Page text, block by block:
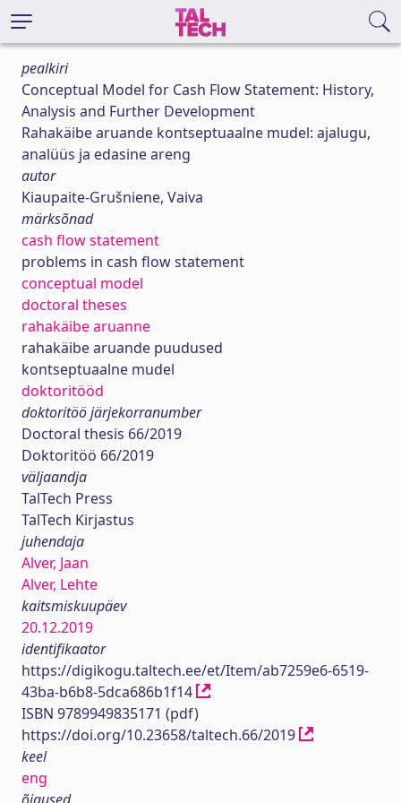
pealkiri
Conceptual Model for Cash Flow Statement: History,
Analysis and Further Development
Rahakäibe aruande kontseptuaalne mudel: ajalugu,
analüüs ja edasine areng
autor
Kiaupaite-Grušniene, Vaiva
märksõnad
cash flow statement
problems in cash flow statement
conceptual model
doctoral theses
rahakäibe aruanne
rahakäibe aruande puudused
kontseptuaalne mudel
doktoritööd
doktoritöö järjekorranumber
Doctoral thesis 66/2019
Doktoritöö 66/2019
väljaandja
TalTech Press
TalTech Kirjastus
juhendaja
Alver, Jaan
Alver, Lehte
kaitsmiskuupäev
20.12.2019
identifikaator
https://digikogu.taltech.ee/et/Item/ab7259e6-6519-
43ba-b6b8-5dca686b1f14
ISBN 9789949835171 (pdf)
https://doi.org/10.23658/taltech.66/2019
keel
eng